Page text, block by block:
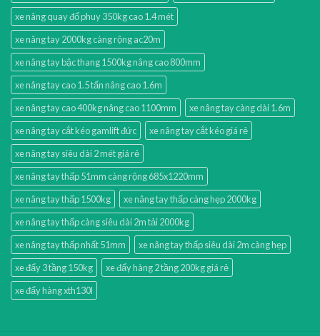
xe nâng quay đổ phuy 350kg cao 1.4 mét
xe nâng tay 2000kg càng rộng ac20m
xe nâng tay bậc thang 1500kg nâng cao 800mm
xe nâng tay cao 1.5 tấn nâng cao 1.6m
xe nâng tay cao 400kg nâng cao 1100mm
xe nâng tay càng dài 1.6m
xe nâng tay cắt kéo gamlift đức
xe nâng tay cắt kéo giá rẻ
xe nâng tay siêu dài 2 mét giá rẻ
xe nâng tay thấp 51mm càng rộng 685x1220mm
xe nâng tay thấp 1500kg
xe nâng tay thấp càng hẹp 2000kg
xe nâng tay thấp càng siêu dài 2m tải 2000kg
xe nâng tay thấp nhất 51mm
xe nâng tay thấp siêu dài 2m càng hẹp
xe đẩy 3 tầng 150kg
xe đẩy hàng 2 tầng 200kg giá rẻ
xe đẩy hàng xth130l